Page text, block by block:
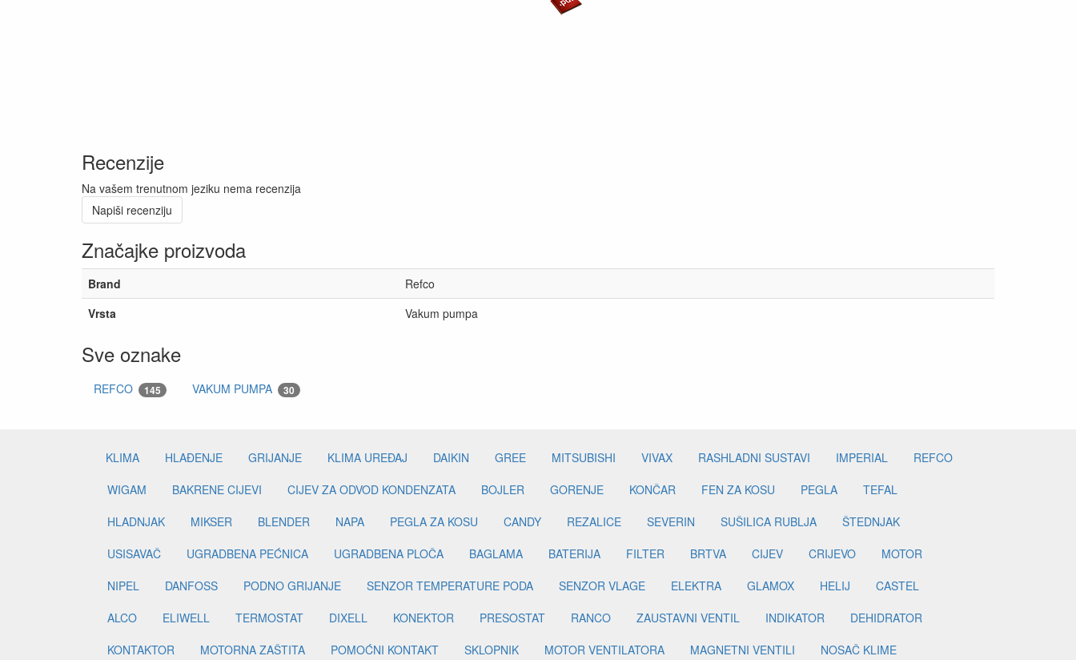
Recenzije
Na vašem trenutnom jeziku nema recenzija
Napiši recenziju
Značajke proizvoda
Brand
Refco
Vrsta
Vakum pumpa
Sve oznake
REFCO 145 VAKUM PUMPA 30
KLIMA HLAĐENJE GRIJANJE KLIMA UREĐAJ DAIKIN GREE MITSUBISHI VIVAX RASHLADNI SUSTAVI IMPERIAL
REFCO
WIGAM
BAKRENE CIJEVI CIJEV ZA ODVOD KONDENZATA BOJLER GORENJE KONČAR FEN ZA KOSU PEGLA
TEFAL
HLADNJAK
MIKSER BLENDER NAPA PEGLA ZA KOSU CANDY REZALICE SEVERIN SUŠILICA RUBLJA
ŠTEDNJAK
USISAVAČ
UGRADBENA PEĆNICA UGRADBENA PLOČA BAGLAMA BATERIJA FILTER BRTVA CIJEV CRIJEVO
MOTOR
NIPEL
DANFOSS PODNO GRIJANJE SENZOR TEMPERATURE PODA SENZOR VLAGE ELEKTRA GLAMOX HELIJ
CASTEL
ALCO
ELIWELL TERMOSTAT DIXELL KONEKTOR PRESOSTAT RANCO ZAUSTAVNI VENTIL INDIKATOR
DEHIDRATOR
KONTAKTOR
MOTORNA ZAŠTITA POMOĆNI KONTAKT SKLOPNIK MOTOR VENTILATORA MAGNETNI VENTILI
NOSAČ KLIME